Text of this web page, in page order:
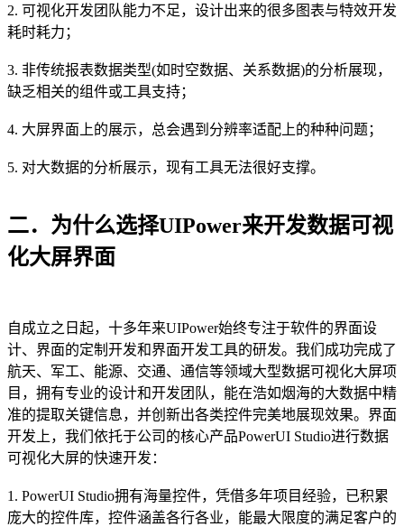
2. 可视化开发团队能力不足，设计出来的很多图表与特效开发
耗时耗力；
3. 非传统报表数据类型(如时空数据、关系数据)的分析展现，
缺乏相关的组件或工具支持；
4. 大屏界面上的展示，总会遇到分辨率适配上的种种问题；
5. 对大数据的分析展示，现有工具无法很好支撑。
二．为什么选择UIPower来开发数据可视
化大屏界面
自成立之日起，十多年来UIPower始终专注于软件的界面设
计、界面的定制开发和界面开发工具的研发。我们成功完成了
航天、军工、能源、交通、通信等领域大型数据可视化大屏项
目，拥有专业的设计和开发团队，能在浩如烟海的大数据中精
准的提取关键信息，并创新出各类控件完美地展现效果。界面
开发上，我们依托于公司的核心产品PowerUI Studio进行数据
可视化大屏的快速开发：
1. PowerUI Studio拥有海量控件，凭借多年项目经验，已积累
庞大的控件库，控件涵盖各行各业，能最大限度的满足客户的